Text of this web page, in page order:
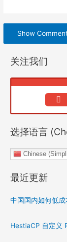
Show
关注我们
选择语言
Chinese
最近更新
中国国内如何低
HestiaCP 自定义